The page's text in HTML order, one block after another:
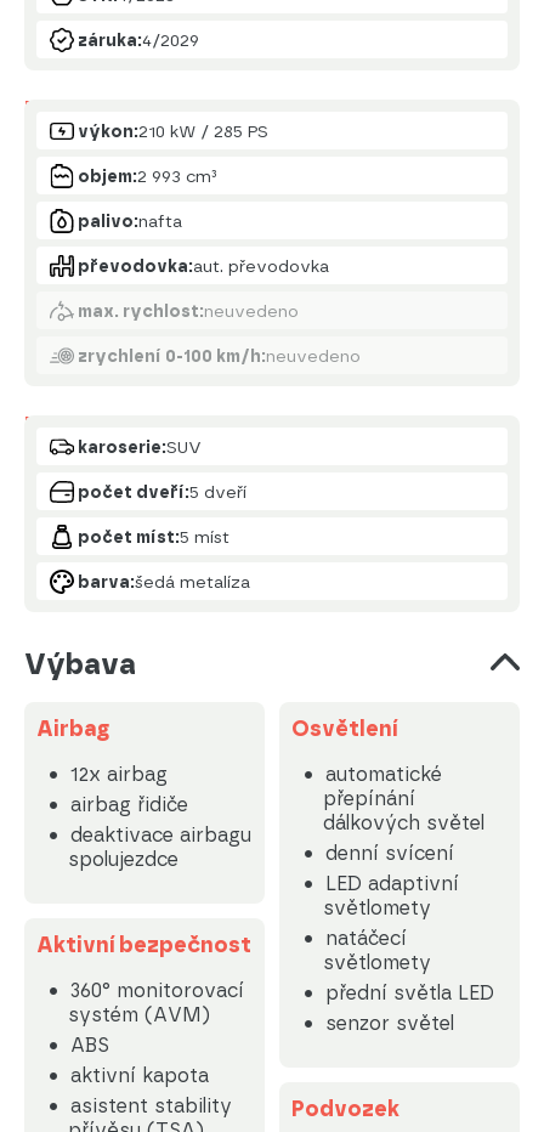
záruka:4/2029
Motor
výkon:210 kW / 285 PS
objem:2 993 cm³
palivo:nafta
převodovka:aut. převodovka
max. rychlost:neuvedeno
zrychlení 0-100 km/h:neuvedeno
Karoserie
karoserie:SUV
počet dveří:5 dveří
počet míst:5 míst
barva:šedá metalíza
Výbava
Airbag
12x airbag
airbag řidiče
deaktivace airbagu
spolujezdce
Aktivní bezpečnost
360° monitorovací
systém (AVM)
ABS
aktivní kapota
asistent stability
Osvětlení
automatické
přepínání
dálkových světel
denní svícení
LED adaptivní
světlomety
natáčecí
světlomety
přední světla LED
senzor světel
Podvozek